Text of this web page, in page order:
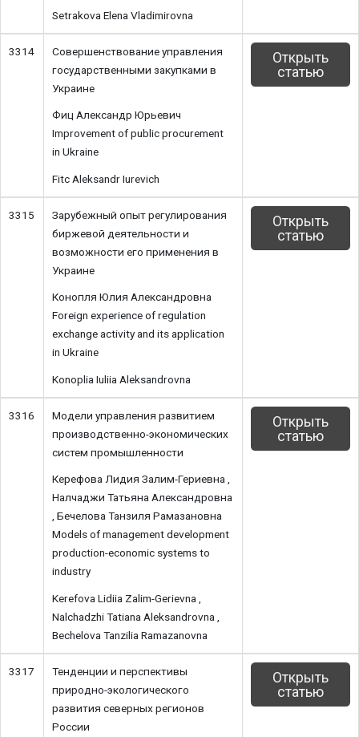
Setrakova Elena Vladimirovna
3314
Совершенствование управления
государственными закупками в
Украине
Фиц Александр Юрьевич
Improvement of public procurement
in Ukraine
Fitc Aleksandr Iurevich
Открыть
статью
3315
Зарубежный опыт регулирования
биржевой деятельности и
возможности его применения в
Украине
Конопля Юлия Александровна
Foreign experience of regulation
exchange activity and its application
in Ukraine
Konoplia Iuliia Aleksandrovna
Открыть
статью
3316
Модели управления развитием
производственно-экономических
систем промышленности
Керефова Лидия Залим-Гериевна ,
Налчаджи Татьяна Александровна
, Бечелова Танзиля Рамазановна
Models of management development
production-economic systems to
industry
Kerefova Lidiia Zalim-Gerievna ,
Nalchadzhi Tatiana Aleksandrovna ,
Bechelova Tanzilia Ramazanovna
Открыть
статью
3317
Тенденции и перспективы
природно-экологического
развития северных регионов
России
Открыть
статью